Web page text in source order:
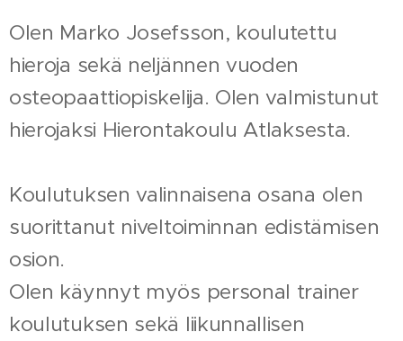
Olen Marko Josefsson, koulutettu
hieroja sekä neljännen vuoden
osteopaattiopiskelija. Olen valmistunut
hierojaksi Hierontakoulu Atlaksesta.
Koulutuksen valinnaisena osana olen
suorittanut niveltoiminnan edistämisen
osion.
Olen käynnyt myös personal trainer
koulutuksen sekä liikunnallisen